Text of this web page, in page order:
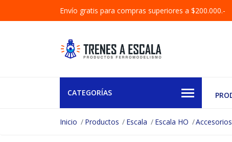
Envío gratis para compras superiores a $200.000.-
CATEGORÍAS
Inicio Productos Escala Escala HO Accesorios